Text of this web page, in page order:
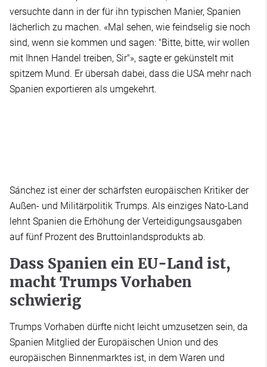
versuchte dann in der für ihn typischen Manier, Spanien
lächerlich zu machen. «Mal sehen, wie feindselig sie noch
sind, wenn sie kommen und sagen: "Bitte, bitte, wir wollen
mit Ihnen Handel treiben, Sir"», sagte er gekünstelt mit
spitzem Mund. Er übersah dabei, dass die USA mehr nach
Spanien exportieren als umgekehrt.
Sánchez ist einer der schärfsten europäischen Kritiker der
Außen- und Militärpolitik Trumps. Als einziges Nato-Land
lehnt Spanien die Erhöhung der Verteidigungsausgaben
auf fünf Prozent des Bruttoinlandsprodukts ab.
Dass Spanien ein EU-Land ist,
macht Trumps Vorhaben
schwierig
Trumps Vorhaben dürfte nicht leicht umzusetzen sein, da
Spanien Mitglied der Europäischen Union und des
europäischen Binnenmarktes ist, in dem Waren und